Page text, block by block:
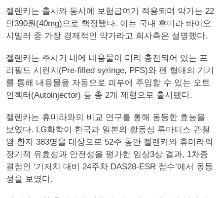
젤렌카는 출시와 동시에 보험급여가 적용되며 약가는 22
만390원(40mg)으로 책정됐다. 이는 국내 휴미라 바이오
시밀러 중 가장 경제적인 약가라고 회사측은 설명했다.
젤렌카는 주사기 내에 내용물이 미리 충전되어 있는 프
리필드 시린지(Pre-filled syringe, PFS)와 펜 형태의 기기
를 통해 내용물을 자동으로 피부에 주입할 수 있는 오토
인젝터(Autoinjector) 등 총 2개 제형으로 출시됐다.
젤렌카는 휴미라와의 비교 연구를 통해 동등한 효능을
보였다. LG화학이 한국과 일본의 활동성 류마티스 관절
염 환자 383명을 대상으로 52주 동안 젤렌카와 휴미라의
장기적 유효성과 안전성을 평가한 임상3상 결과, 1차종
결점인 ‘기저치 대비 24주차 DAS28-ESR 점수’에서 동등
성을 보였다.